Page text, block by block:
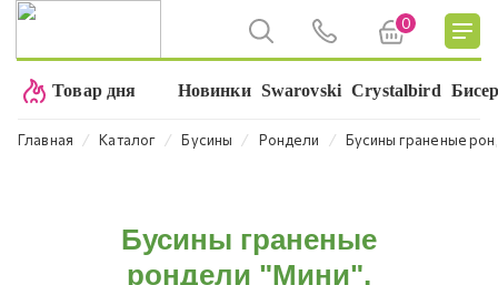
0
Товар дня Новинки Swarovski Crystalbird
Главная ⁄ Каталог ⁄ Бусины ⁄ Рондели ⁄ Бусины граненые
Бусины граненые
рондели "Мини",